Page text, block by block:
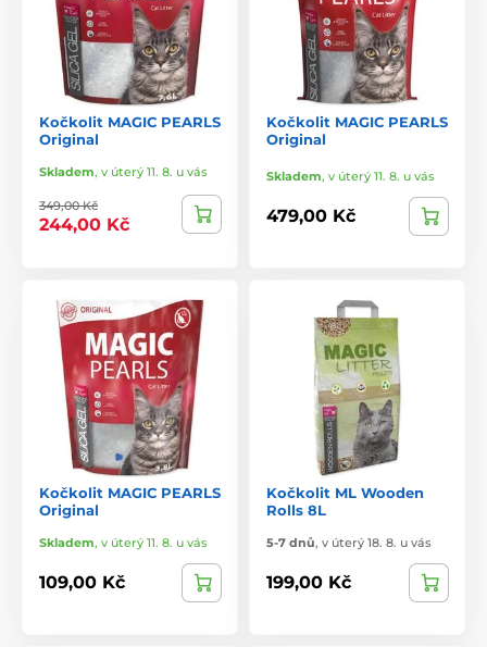
Kočkolit MAGIC PEARLS
Original
Skladem, v úterý 11. 8. u vás
349,00 Kč
244,00 Kč
Kočkolit MAGIC PEARLS
Original
Skladem, v úterý 11. 8. u vás
479,00 Kč
Kočkolit MAGIC PEARLS
Original
Skladem, v úterý 11. 8. u vás
109,00 Kč
Kočkolit ML Wooden
Rolls 8L
5-7 dnů, v úterý 18. 8. u vás
199,00 Kč